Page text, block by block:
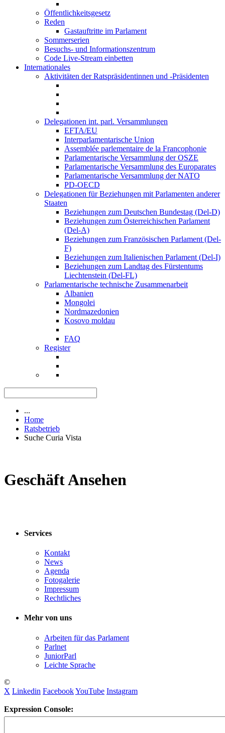
Öffentlichkeitsgesetz
Reden
Gastauftritte im Parlament
Sommerserien
Besuchs- und Informationszentrum
Code Live-Stream einbetten
Internationales
Aktivitäten der Ratspräsidentinnen und -Präsidenten
Delegationen int. parl. Versammlungen
EFTA/EU
Interparlamentarische Union
Assemblée parlementaire de la Francophonie
Parlamentarische Versammlung der OSZE
Parlamentarische Versammlung des Europarates
Parlamentarische Versammlung der NATO
PD-OECD
Delegationen für Beziehungen mit Parlamenten anderer
Staaten
Beziehungen zum Deutschen Bundestag (Del-D)
Beziehungen zum Österreichischen Parlament
(Del-A)
Beziehungen zum Französischen Parlament (Del-
F)
Beziehungen zum Italienischen Parlament (Del-I)
Beziehungen zum Landtag des Fürstentums
Liechtenstein (Del-FL)
Parlamentarische technische Zusammenarbeit
Albanien
Mongolei
Nordmazedonien
Kosovo moldau
FAQ
Register
...
Home
Ratsbetrieb
Suche Curia Vista
Geschäft Ansehen
Services
Kontakt
News
Agenda
Fotogalerie
Impressum
Rechtliches
Mehr von uns
Arbeiten für das Parlament
Parlnet
JuniorParl
Leichte Sprache
©
X Linkedin FacebookYouTube Instagram
Expression Console: